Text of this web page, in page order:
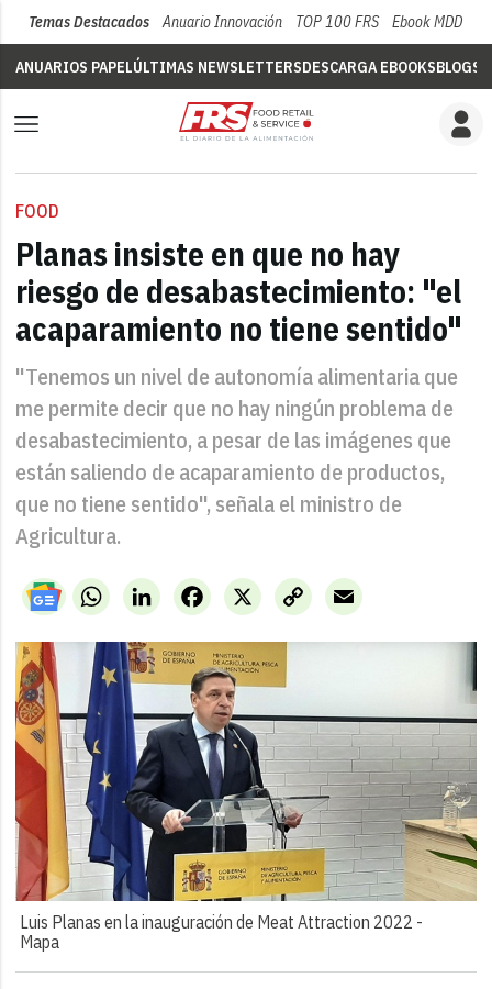
Temas Destacados Anuario Innovación TOP 100 FRS Ebook MDD
ANUARIOS PAPELÚLTIMAS NEWSLETTERSDESCARGA EBOOKSBLOGS
FOOD
Planas insiste en que no hay
riesgo de desabastecimiento: "el
acaparamiento no tiene sentido"
"Tenemos un nivel de autonomía alimentaria que
me permite decir que no hay ningún problema de
desabastecimiento, a pesar de las imágenes que
están saliendo de acaparamiento de productos,
que no tiene sentido", señala el ministro de
Agricultura.
WhatsAppLinkedIn X
Facebook
Copy
Link
Email
Luis Planas en la inauguración de Meat Attraction 2022 -
Mapa